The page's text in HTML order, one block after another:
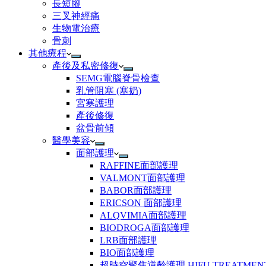
長短腳
三叉神經痛
生物電治療
骨刺
其他療程
產後及私密修復
SEMG電腦脊骨檢查
乳管阻塞 (塞奶)
宮寒護理
產後修復
盆骨前傾
醫學美容
面部護理
RAFFINE面部護理
VALMONT面部護理
BABOR面部護理
ERICSON ⾯部護理
ALQVIMIA面部護理
BIODROGA面部護理
LRB面部護理
BIO⾯部護理